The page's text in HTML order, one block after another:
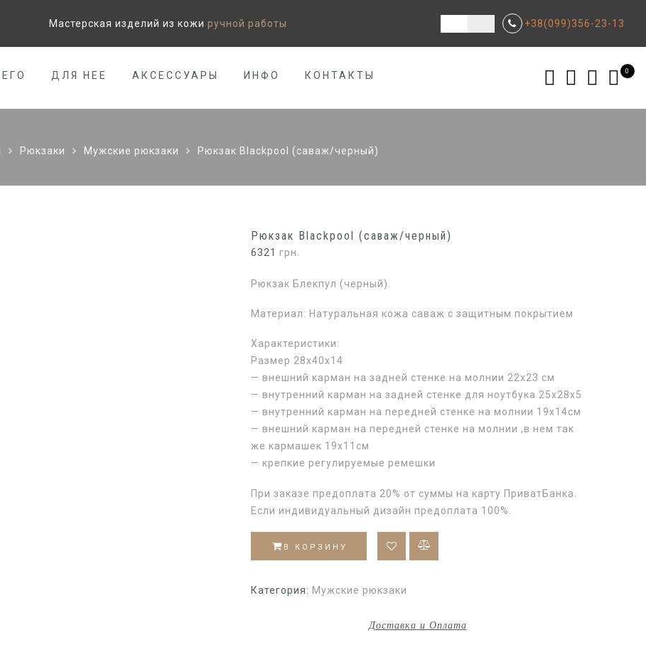
Мастерская изделий из кожиручной работы +38(099)356-23-13
ДЛЯ НЕЕ АКСЕССУАРЫ ИНФО КОНТАКТЫ 0
Рюкзаки Мужские рюкзаки Рюкзак Blackpool (саваж/черный)
Рюкзак Blackpool (саваж/черный)
6321 грн.
Рюкзак Блекпул (черный).
Материал: Натуральная кожа саваж с защитным покрытием
Характеристики:
Размер 28х40х14
— внешний карман на задней стенке на молнии 22х23 см
— внутренний карман на задней стенке для ноутбука 25х28х5
— внутренний карман на передней стенке на молнии 19х14см
— внешний карман на передней стенке на молнии ,в нем так
же кармашек 19х11см
— крепкие регулируемые ремешки
При заказе предоплата 20% от суммы на карту ПриватБанка.
Если индивидуальный дизайн предоплата 100%.
В КОРЗИНУ
Категория: Мужские рюкзаки
Доставка и Оплата